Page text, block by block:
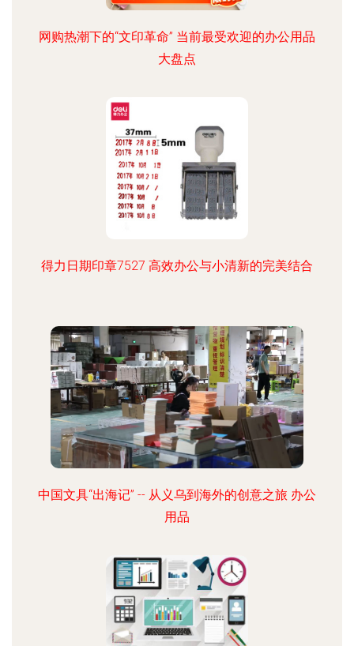
网购热潮下的“文印革命” 当前最受欢迎的办公用品
大盘点
得力日期印章7527 高效办公与小清新的完美结合
中国文具“出海记” -- 从义乌到海外的创意之旅 办公
用品